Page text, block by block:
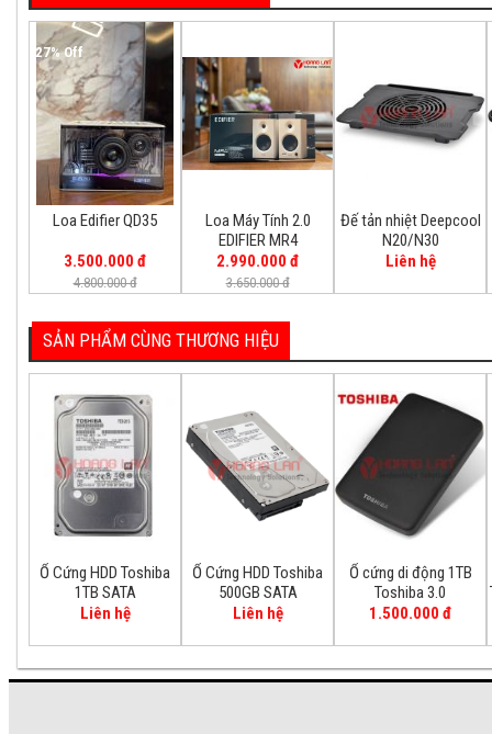
27% Off
Loa Edifier QD35
3.500.000 đ
4.800.000 đ
Loa Máy Tính 2.0
EDIFIER MR4
2.990.000 đ
3.650.000 đ
Đế tản nhiệt Deepcool
N20/N30
Liên hệ
SẢN PHẨM CÙNG THƯƠNG HIỆU
Ổ Cứng HDD Toshiba
1TB SATA
Liên hệ
Ổ Cứng HDD Toshiba
500GB SATA
Liên hệ
Ổ cứng di động 1TB
Toshiba 3.0
1.500.000 đ
3.500.000 đ